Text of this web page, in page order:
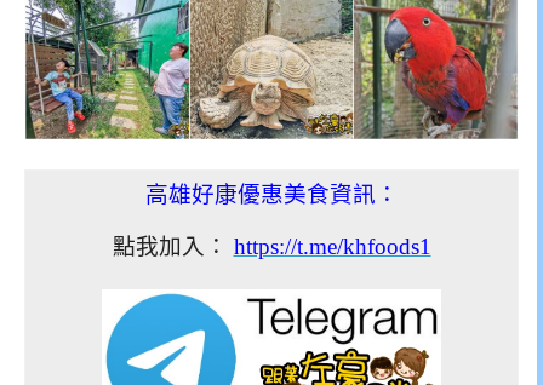
高雄好康優惠美食資訊：
點我加入： https://t.me/khfoods1